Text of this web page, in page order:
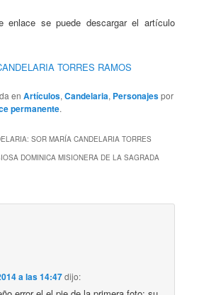
enlace se puede descargar el artículo
TORRES RAMOS
enArtículos,Candelaria, Personajespor
permanente.
SOR MARÍA CANDELARIA TORRES
DOMINICA MISIONERA DE LA SAGRADA
a las 14:47dijo: